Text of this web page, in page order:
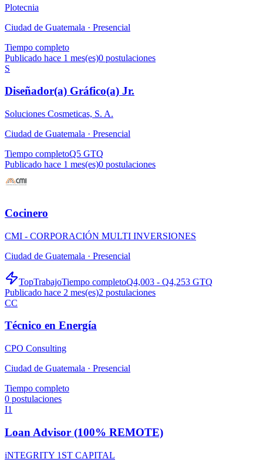
Plotecnia
Ciudad de Guatemala · Presencial
Tiempo completo
Publicado hace 1 mes(es)0 postulaciones
S
Diseñador(a) Gráfico(a) Jr.
Soluciones Cosmeticas, S. A.
Ciudad de Guatemala · Presencial
Tiempo completoQ5 GTQ
Publicado hace 1 mes(es)0 postulaciones
Cocinero
CMI - CORPORACIÓN MULTI INVERSIONES
Ciudad de Guatemala · Presencial
TopTrabajoTiempo completoQ4,003 - Q4,253 GTQ
Publicado hace 2 mes(es)2 postulaciones
CC
Técnico en Energía
CPO Consulting
Ciudad de Guatemala · Presencial
Tiempo completo
0 postulaciones
I1
Loan Advisor (100% REMOTE)
iNTEGRITY 1ST CAPITAL